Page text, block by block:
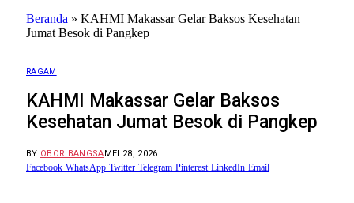
Beranda » KAHMI Makassar Gelar Baksos Kesehatan
Jumat Besok di Pangkep
RAGAM
KAHMI Makassar Gelar Baksos
Kesehatan Jumat Besok di Pangkep
BY OBOR BANGSAMEI 28, 2026
Facebook WhatsApp Twitter Telegram Pinterest LinkedIn Email